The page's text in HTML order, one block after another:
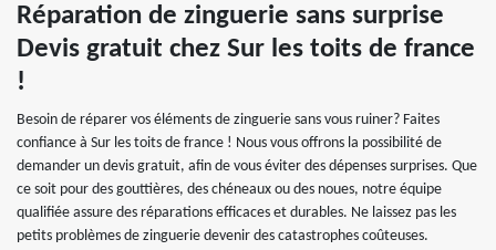
Réparation de zinguerie sans surprise
Devis gratuit chez Sur les toits de france
!
Besoin de réparer vos éléments de zinguerie sans vous ruiner? Faites
confiance à Sur les toits de france ! Nous vous offrons la possibilité de
demander un devis gratuit, afin de vous éviter des dépenses surprises. Que
ce soit pour des gouttières, des chéneaux ou des noues, notre équipe
qualifiée assure des réparations efficaces et durables. Ne laissez pas les
petits problèmes de zinguerie devenir des catastrophes coûteuses.